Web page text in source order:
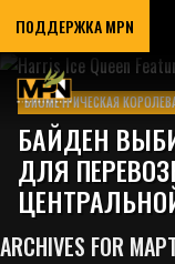
ПОДДЕРЖКА MPN
БИОМЕТРИЧЕСКАЯ
БАЙДЕН
ДЛЯ
ARCHIVES FOR